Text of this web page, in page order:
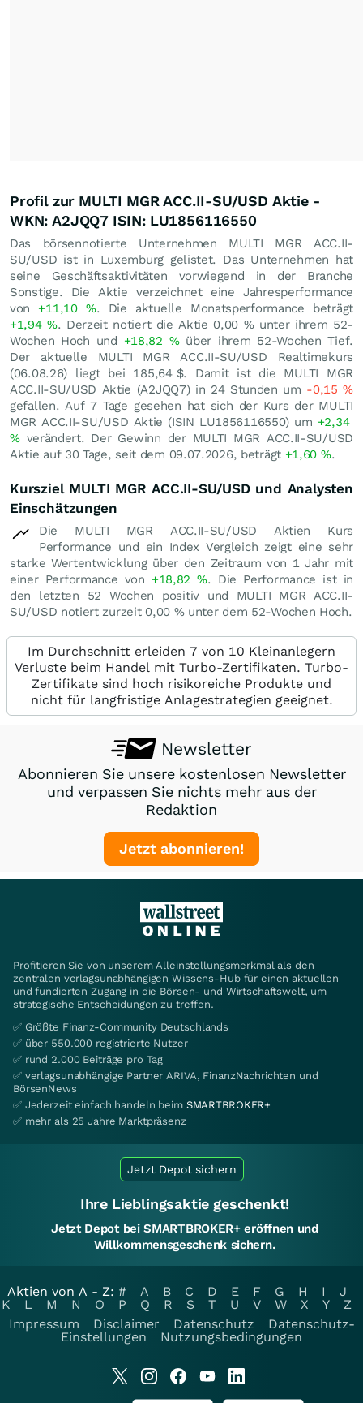
Profil zur MULTI MGR ACC.II-SU/USD Aktie -
WKN: A2JQQ7 ISIN: LU1856116550
Das börsennotierte Unternehmen MULTI MGR ACC.II-
SU/USD ist in Luxemburg gelistet. Das Unternehmen hat
seine Geschäftsaktivitäten vorwiegend in der Branche
Sonstige. Die Aktie verzeichnet eine Jahresperformance
von +11,10 %. Die aktuelle Monatsperformance beträgt
+1,94%. Derzeit notiert die Aktie 0,00 %unter ihrem 52-
Wochen Hoch und +18,82 %über ihrem 52-Wochen Tief.
Der aktuelle MULTI MGR ACC.II-SU/USD Realtimekurs
(06.08.26) liegt bei 185,64 $. Damit ist die MULTI MGR
ACC.II-SU/USD Aktie (A2JQQ7) in 24 Stunden um -0,15%
gefallen. Auf 7 Tage gesehen hat sich der Kurs der MULTI
MGR ACC.II-SU/USD Aktie (ISIN LU1856116550) um +2,34
%verändert. Der Gewinn der MULTI MGR ACC.II-SU/USD
Aktie auf 30 Tage, seit dem 09.07.2026, beträgt +1,60 %.
Kursziel MULTI MGR ACC.II-SU/USD und Analysten
Einschätzungen
Die MULTI MGR ACC.II-SU/USD Aktien Kurs
Performance und ein Index Vergleich zeigt eine sehr
starke Wertentwicklung über den Zeitraum von 1 Jahr mit
einer Performance von +18,82%. Die Performance ist in
den letzten 52 Wochen positiv und MULTI MGR ACC.II-
SU/USD notiert zurzeit 0,00 %unter dem 52-Wochen Hoch.
Im Durchschnitt erleiden 7 von 10 Kleinanlegern
Verluste beim Handel mit Turbo-Zertifikaten. Turbo-
Zertifikate sind hoch risikoreiche Produkte und
nicht für langfristige Anlagestrategien geeignet.
Newsletter
Abonnieren Sie unsere kostenlosen Newsletter
und verpassen Sie nichts mehr aus der
Redaktion
Jetzt abonnieren!
Profitieren Sie von unserem Alleinstellungsmerkmal als den
zentralen verlagsunabhängigen Wissens-Hub für einen aktuellen
und fundierten Zugang in die Börsen- und Wirtschaftswelt, um
strategische Entscheidungen zu treffen.
✅ Größte Finanz-Community Deutschlands
✅ über 550.000 registrierte Nutzer
✅ rund 2.000 Beiträge pro Tag
✅ verlagsunabhängige Partner ARIVA, FinanzNachrichten und
BörsenNews
✅ Jederzeit einfach handeln beim SMARTBROKER+
✅ mehr als 25 Jahre Marktpräsenz
Jetzt Depot sichern
Ihre Lieblingsaktie geschenkt!
Jetzt Depot bei SMARTBROKER+ eröffnen und
Willkommensgeschenk sichern.
Aktien von A - Z: # A B C D E F G H I
J
K
L M N O P Q R S T U V W X Y
Z
Impressum
Disclaimer Datenschutz
Datenschutz-
Einstellungen
Nutzungsbedingungen